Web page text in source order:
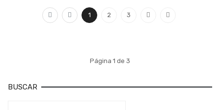
1 2 3
Página 1 de 3
BUSCAR